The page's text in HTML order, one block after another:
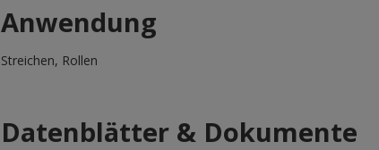
Anwendung
Streichen, Rollen
Datenblätter & Dokumente